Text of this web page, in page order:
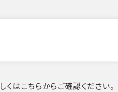
はこちらからご確認ください。